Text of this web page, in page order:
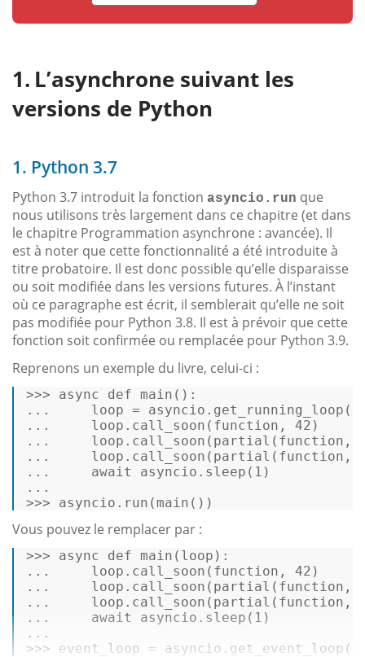
L’asynchrone suivant les
versions de Python
1. Python 3.7
Python 3.7 introduit la fonction asyncio.run que
nous utilisons très largement dans ce chapitre (et dans
le chapitre Programmation asynchrone : avancée). Il
est à noter que cette fonctionnalité a été introduite à
titre probatoire. Il est donc possible qu’elle disparaisse
ou soit modifiée dans les versions futures. À l’instant
où ce paragraphe est écrit, il semblerait qu’elle ne soit
pas modifiée pour Python 3.8. Il est à prévoir que cette
fonction soit confirmée ou remplacée pour Python 3.9.
Reprenons un exemple du livre, celui-ci :
>>> async def main():
... loop =
... loop .call_soon( function , 42 )
... loop .call_soon( partial ( function ,
... loop .call_soon( partial ( function ,
... await asyncio.sleep( 1 )
...
>>> asyncio.run(main())
Vous pouvez le remplacer par :
>>> async def main( loop ):
... loop .call_soon( function , 42 )
... loop .call_soon( partial ( function ,
... loop .call_soon( partial ( function ,
... await asyncio.sleep( 1 )
...
>>> event_loop =